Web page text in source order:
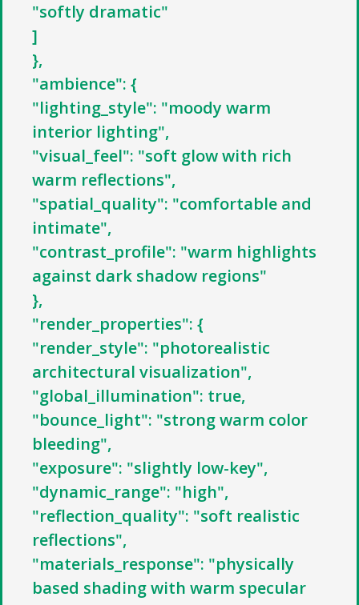
"softly dramatic"
]
},
"ambience": {
"lighting_style": "moody warm
interior lighting",
"visual_feel": "soft glow with rich
warm reflections",
"spatial_quality": "comfortable and
intimate",
"contrast_profile": "warm highlights
against dark shadow regions"
},
"render_properties": {
"render_style": "photorealistic
architectural visualization",
"global_illumination": true,
"bounce_light": "strong warm color
bleeding",
"exposure": "slightly low-key",
"dynamic_range": "high",
"reflection_quality": "soft realistic
reflections",
"materials_response": "physically
based shading with warm specular